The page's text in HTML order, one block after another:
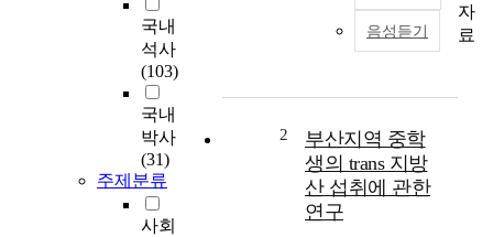
국내
석사
(103)
국내
박사
(31)
주제분류
사회
음성듣기
2
부산지역 중학
생의 trans 지방
산 섭취에 관한
연구
자
료